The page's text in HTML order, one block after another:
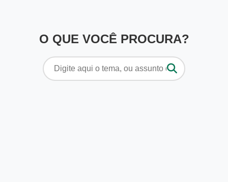
O QUE VOCÊ PROCURA?
Pesquisar
por: